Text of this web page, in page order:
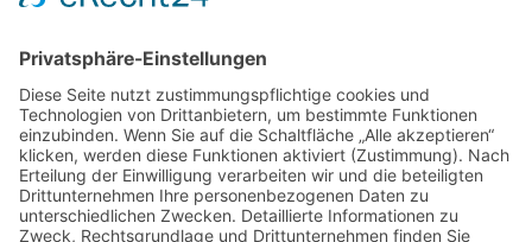
Hechler & Twachtmann Immobilien GmbH
Geschäftsführer: Tobias Gazzo
Blockener Str. 4
28816 Stuhr
Schwachhauser Heerstr. 18
28209 Bremen